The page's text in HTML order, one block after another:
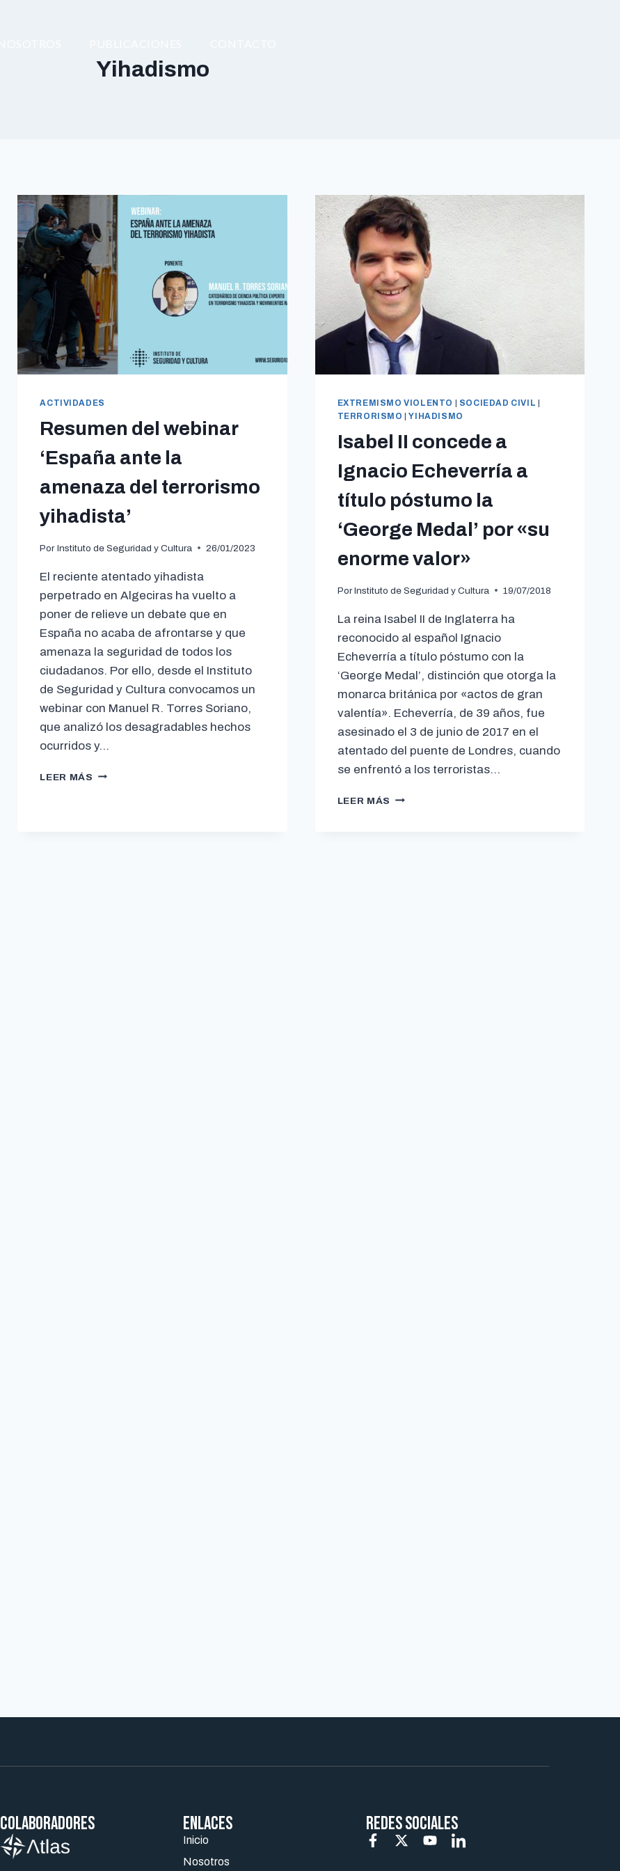
Yihadismo
ACTIVIDADES
Resumen del webinar
‘España ante la
amenaza del terrorismo
yihadista’
Por Instituto de Seguridad y Cultura 26/01/2023
El reciente atentado yihadista
perpetrado en Algeciras ha vuelto a
poner de relieve un debate que en
España no acaba de afrontarse y que
amenaza la seguridad de todos los
ciudadanos. Por ello, desde el Instituto
de Seguridad y Cultura convocamos un
webinar con Manuel R. Torres Soriano,
que analizó los desagradables hechos
ocurridos y…
LEER MÁS
EXTREMISMO VIOLENTO SOCIEDAD CIVIL
TERRORISMO
|YIHADISMO
Isabel II concede a
Ignacio Echeverría a
título póstumo la
‘George Medal’ por «su
enorme valor»
Por Instituto de Seguridad y Cultura 19/07/2018
La reina Isabel II de Inglaterra ha
reconocido al español Ignacio
Echeverría a título póstumo con la
‘George Medal’, distinción que otorga la
monarca británica por «actos de gran
valentía». Echeverría, de 39 años, fue
asesinado el 3 de junio de 2017 en el
atentado del puente de Londres, cuando
se enfrentó a los terroristas…
LEER MÁS
Colaboradores ENLACES
Inicio
Nosotros
REDES SOCIALES